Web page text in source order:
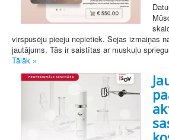
virspusēju pieeju nepietiek. Sejas izmaiņas
jautājums. Tās ir saistītas ar muskuļu
Tālāk »